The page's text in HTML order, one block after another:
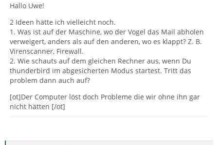
Hallo Uwe!
2 Ideen hätte ich vielleicht noch.
1. Was ist auf der Maschine, wo der Vogel das Mail abholen
verweigert, anders als auf den anderen, wo es klappt? Z. B.
Virenscanner, Firewall.
2. Wie schauts auf dem gleichen Rechner aus, wenn Du
thunderbird im abgesicherten Modus startest. Tritt das
problem dann auch auf?
[ot]Der Computer löst doch Probleme die wir ohne ihn gar
nicht hätten [/ot]